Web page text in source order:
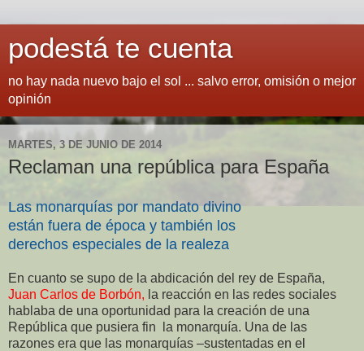
podestá te cuenta
no hay nada nuevo bajo el sol ... salvo error, omisión o mejor
opinión
MARTES, 3 DE JUNIO DE 2014
Reclaman una república para España
Las monarquías por mandato divino
están fuera de época y también los
derechos especiales de la realeza
En cuanto se supo de la abdicación del rey de España,
Juan Carlos de Borbón, la reacción en las redes sociales
hablaba de una oportunidad para la creación de una
República que pusiera fin la monarquía. Una de las
razones era que las monarquías –sustentadas en el